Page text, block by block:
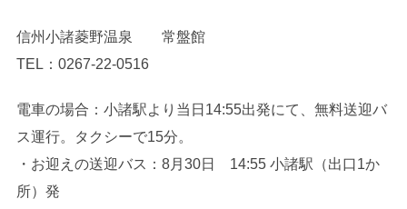
信州小諸菱野温泉 常盤館
TEL：0267-22-0516
電車の場合：小諸駅より当日14:55出発にて、無料送迎バ
ス運行。タクシーで15分。
・お迎えの送迎バス：8月30日 14:55 小諸駅（出口1か
所）発